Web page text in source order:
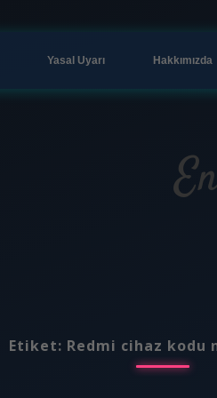
Yasal Uyarı Hakkımızda
Etiket: Redmi cihaz kodu